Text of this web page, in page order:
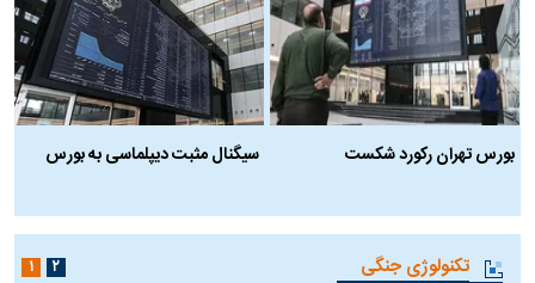
بورس تهران رکورد شکست
سیگنال مثبت دیپلماسی به بورس
تکنولوژی جنگی ۱ ۲